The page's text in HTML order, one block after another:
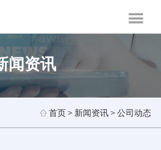
闻资讯
首页> 新闻资讯>公司动态